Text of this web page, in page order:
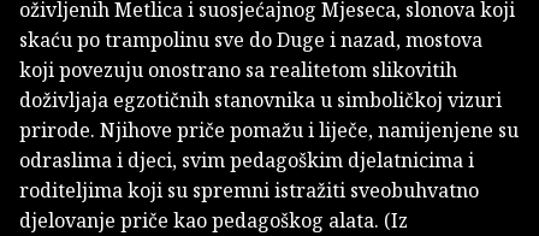
oživljenih Metlica i suosjećajnog Mjeseca, slonova koji
skaću po trampolinu sve do Duge i nazad, mostova
koji povezuju onostrano sa realitetom slikovitih
doživljaja egzotičnih stanovnika u simboličkoj vizuri
prirode. Njihove priče pomažu i liječe, namijenjene su
odraslima i djeci, svim pedagoškim djelatnicima i
roditeljima koji su spremni istražiti sveobuhvatno
djelovanje priče kao pedagoškog alata. (Iz